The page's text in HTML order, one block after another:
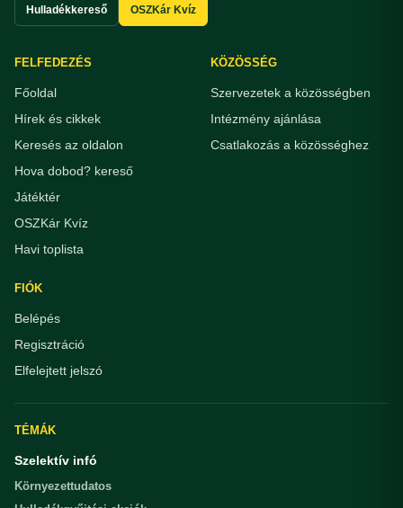
Hulladékkereső OSZKár Kvíz
FELFEDEZÉS
Főoldal
Hírek és cikkek
Keresés az oldalon
Hova dobod? kereső
Játéktér
OSZKár Kvíz
Havi toplista
KÖZÖSSÉG
Szervezetek a közösségben
Intézmény ajánlása
Csatlakozás a közösséghez
FIÓK
Belépés
Regisztráció
Elfelejtett jelszó
TÉMÁK
Szelektív infó
Környezettudatos